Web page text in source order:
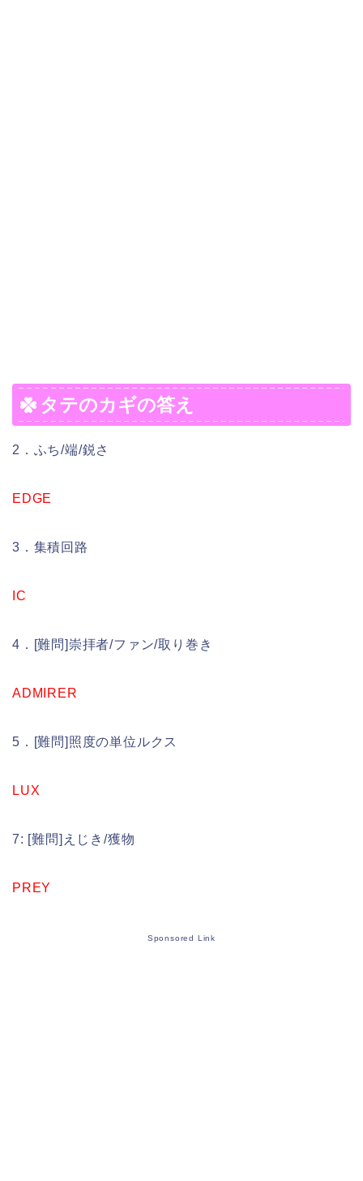
タテのカギの答え
2．ふち/端/鋭さ
EDGE
3．集積回路
IC
4．[難問]崇拝者/ファン/取り巻き
ADMIRER
5．[難問]照度の単位ルクス
LUX
7: [難問]えじき/獲物
PREY
Sponsored Link